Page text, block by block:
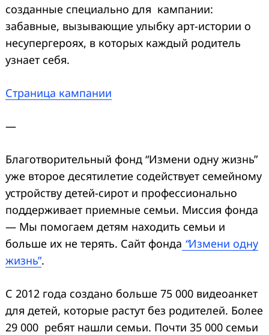
созданные специально для кампании:
забавные, вызывающие улыбку арт-истории о
несупергероях, в которых каждый родитель
узнает себя.
Страница кампании
—
Благотворительный фонд “Измени одну жизнь”
уже второе десятилетие содействует семейному
устройству детей-сирот и профессионально
поддерживает приемные семьи. Миссия фонда
— Мы помогаем детям находить семьи и
больше их не терять. Сайт фонда “Измени одну
жизнь”.
С 2012 года создано больше 75 000 видеоанкет
для детей, которые растут без родителей. Более
29 000 ребят нашли семьи. Почти 35 000 семьи